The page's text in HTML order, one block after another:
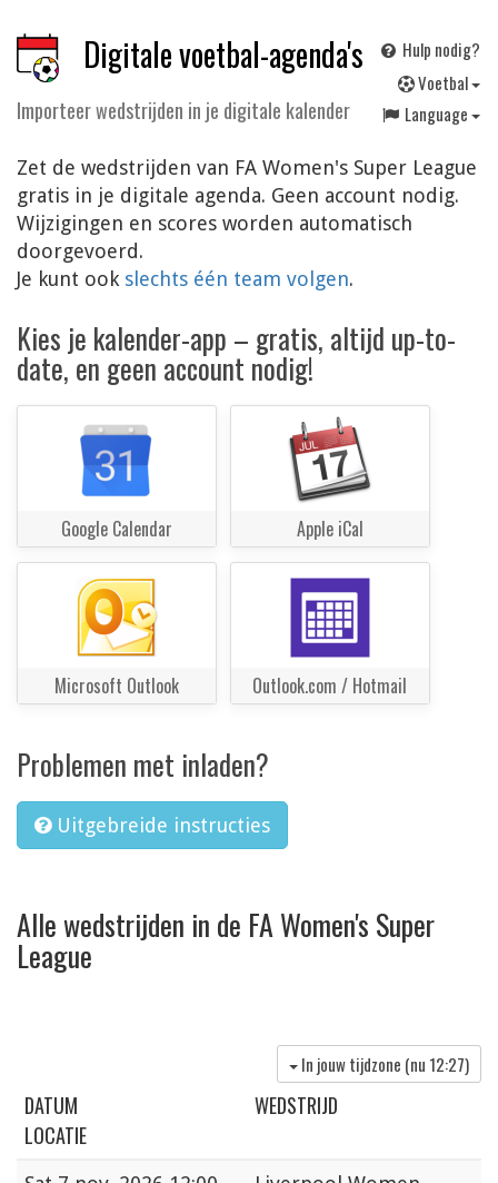
Digitale voetbal-agenda's
Importeer wedstrijden in je digitale kalender
Hulp nodig?
Voetbal
Language
Zet de wedstrijden van FA Women's Super League
gratis in je digitale agenda. Geen account nodig.
Wijzigingen en scores worden automatisch
doorgevoerd.
Je kunt ook slechts één team volgen.
Kies je kalender-app – gratis, altijd up-to-
date, en geen account nodig!
Google Calendar Apple iCal
Microsoft Outlook Outlook.com / Hotmail
Problemen met inladen?
Uitgebreide instructies
Alle wedstrijden in de FA Women's Super
League
In jouw tijdzone (nu 12:27)
DATUM
WEDSTRIJD
LOCATIE